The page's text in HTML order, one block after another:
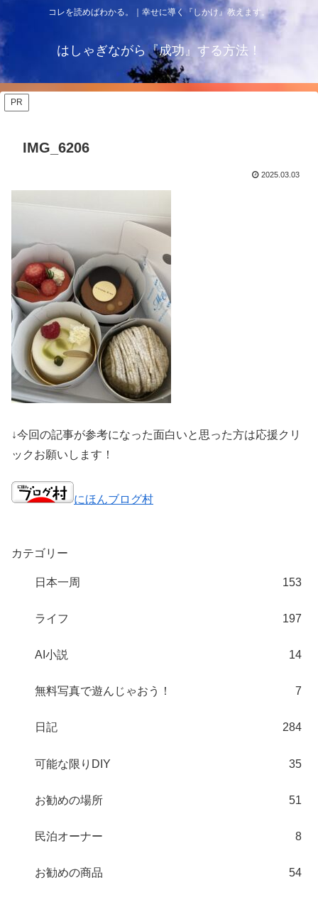
コレを読めばわかる。｜幸せに導く『しかけ』教えます。
はしゃぎながら『成功』する方法！
PR
IMG_6206
2025.03.03
↓今回の記事が参考になった面白いと思った方は応援クリ
ックお願いします！
にほんブログ村
カテゴリー
日本一周 153
ライフ 197
AI小説 14
無料写真で遊んじゃおう！ 7
日記 284
可能な限りDIY 35
お勧めの場所 51
民泊オーナー 8
お勧めの商品 54